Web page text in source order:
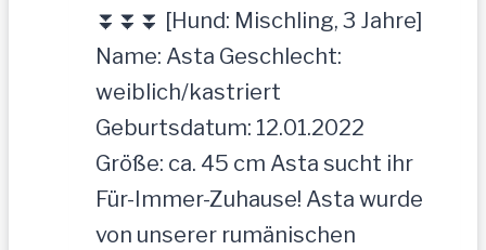
⏬⏬⏬ [Hund: Mischling, 3 Jahre]
Name: Asta Geschlecht:
weiblich/kastriert
Geburtsdatum: 12.01.2022
Größe: ca. 45 cm Asta sucht ihr
Für-Immer-Zuhause! Asta wurde
von unserer rumänischen